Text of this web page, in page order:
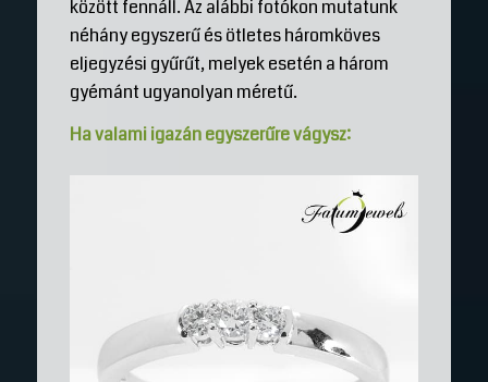
között fennáll. Az alábbi fotókon mutatunk
néhány egyszerű és ötletes háromköves
eljegyzési gyűrűt, melyek esetén a három
gyémánt ugyanolyan méretű.
Ha valami igazán egyszerűre vágysz: